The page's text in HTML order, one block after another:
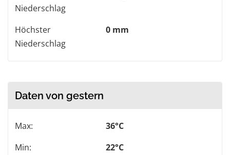
Niederschlag
Höchster
Niederschlag
0 mm
Daten von gestern
Max:
36°C
Min:
22°C